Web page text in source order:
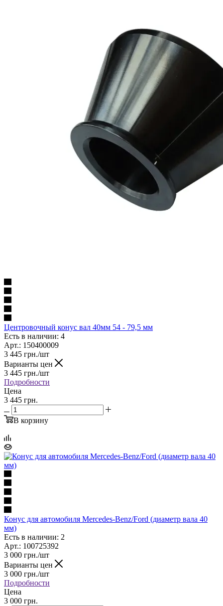
Центровочный конус вал 40мм 54 - 79,5 мм
Есть в наличии: 4
Арт.: 150400009
3 445 грн./шт
Варианты цен
3 445 грн./шт
Подробности
Цена
3 445 грн.
В корзину
Конус для автомобиля Mercedes-Benz/Ford (диаметр вала 40
мм)
Есть в наличии: 2
Арт.: 100725392
3 000 грн./шт
Варианты цен
3 000 грн./шт
Подробности
Цена
3 000 грн.